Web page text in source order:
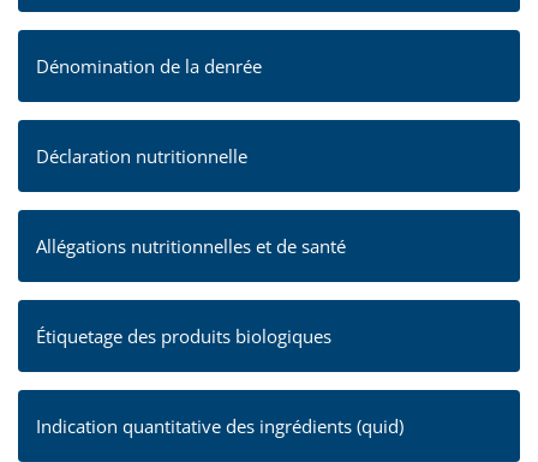
Dénomination de la denrée
Déclaration nutritionnelle
Allégations nutritionnelles et de santé
Étiquetage des produits biologiques
Indication quantitative des ingrédients (quid)